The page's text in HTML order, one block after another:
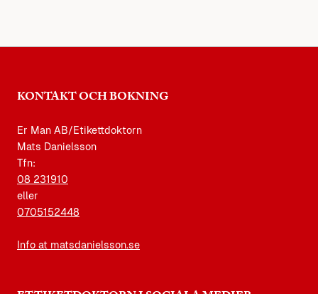
KONTAKT OCH BOKNING
Er Man AB/Etikettdoktorn
Mats Danielsson
Tfn:
08 231910
eller
0705152448
Info at matsdanielsson.se